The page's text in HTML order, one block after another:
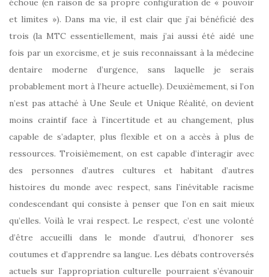
échoue (en raison de sa propre configuration de « pouvoir
et limites »). Dans ma vie, il est clair que j’ai bénéficié des
trois (la MTC essentiellement, mais j’ai aussi été aidé une
fois par un exorcisme, et je suis reconnaissant à la médecine
dentaire moderne d’urgence, sans laquelle je serais
probablement mort à l’heure actuelle). Deuxièmement, si l’on
n’est pas attaché à Une Seule et Unique Réalité, on devient
moins craintif face à l’incertitude et au changement, plus
capable de s’adapter, plus flexible et on a accès à plus de
ressources. Troisièmement, on est capable d’interagir avec
des personnes d’autres cultures et habitant d’autres
histoires du monde avec respect, sans l’inévitable racisme
condescendant qui consiste à penser que l’on en sait mieux
qu’elles. Voilà le vrai respect. Le respect, c’est une volonté
d’être accueilli dans le monde d’autrui, d’honorer ses
coutumes et d’apprendre sa langue. Les débats controversés
actuels sur l’appropriation culturelle pourraient s’évanouir